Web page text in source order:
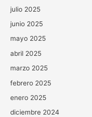
julio 2025
junio 2025
mayo 2025
abril 2025
marzo 2025
febrero 2025
enero 2025
diciembre 2024